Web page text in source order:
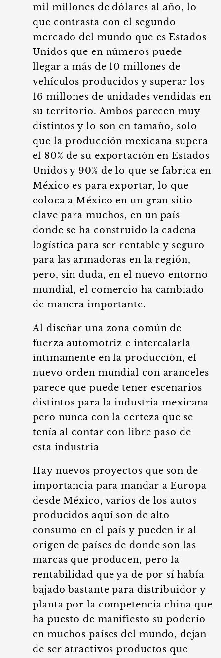
mil millones de dólares al año, lo
que contrasta con el segundo
mercado del mundo que es Estados
Unidos que en números puede
llegar a más de 10 millones de
vehículos producidos y superar los
16 millones de unidades vendidas en
su territorio. Ambos parecen muy
distintos y lo son en tamaño, solo
que la producción mexicana supera
el 80% de su exportación en Estados
Unidos y 90% de lo que se fabrica en
México es para exportar, lo que
coloca a México en un gran sitio
clave para muchos, en un país
donde se ha construido la cadena
logística para ser rentable y seguro
para las armadoras en la región,
pero, sin duda, en el nuevo entorno
mundial, el comercio ha cambiado
de manera importante.
Al diseñar una zona común de
fuerza automotriz e intercalarla
íntimamente en la producción, el
nuevo orden mundial con aranceles
parece que puede tener escenarios
distintos para la industria mexicana
pero nunca con la certeza que se
tenía al contar con libre paso de
esta industria
Hay nuevos proyectos que son de
importancia para mandar a Europa
desde México, varios de los autos
producidos aquí son de alto
consumo en el país y pueden ir al
origen de países de donde son las
marcas que producen, pero la
rentabilidad que ya de por sí había
bajado bastante para distribuidor y
planta por la competencia china que
ha puesto de manifiesto su poderío
en muchos países del mundo, dejan
de ser atractivos productos que